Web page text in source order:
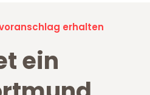
erhalten
ein